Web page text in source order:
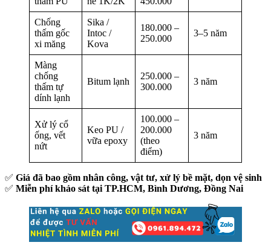
Chống
thấm gốc
xi măng
Sika /
Intoc /
Kova
180.000 –
250.000
3–5 năm
Màng
chống
thấm tự
dính lạnh
Bitum lạnh
250.000 –
300.000
3 năm
Xử lý cổ
ống, vết
nứt
Keo PU /
vữa epoxy
100.000 –
200.000
(theo
điểm)
3 năm
✅ Giá đã bao gồm nhân công, vật tư, xử lý bề mặt, dọn vệ sinh
✅ Miễn phí khảo sát tại TP.HCM, Bình Dương, Đồng Nai